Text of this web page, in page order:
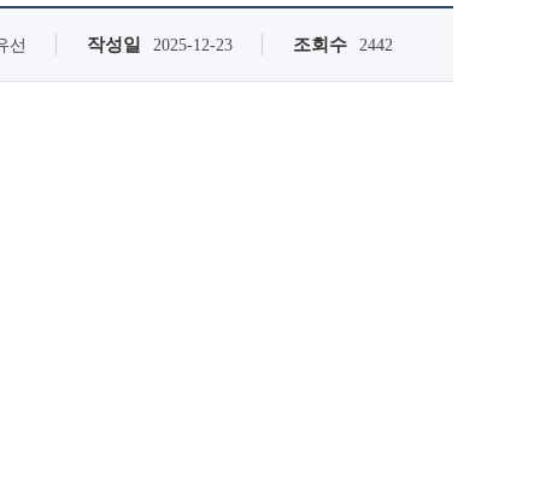
선 작성일 2025-12-23 조회수 2442